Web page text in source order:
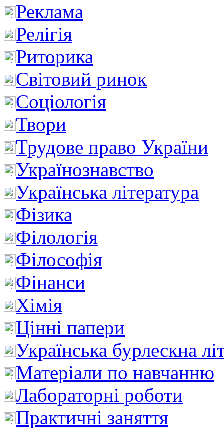
Реклама
Релігія
Риторика
Світовий ринок
Соціологія
Твори
Трудове право України
Українознавство
Українська література
Фізика
Філологія
Філософія
Фінанси
Хімія
Цінні папери
Українська бурлескна
Матеріали по навчанню
Лабораторні роботи
Практичні заняття